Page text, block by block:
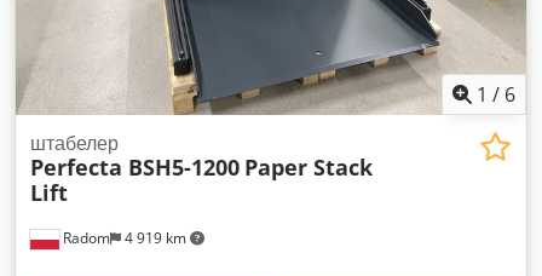
1 / 6
Radom 4 919 km
штабелер
Perfecta BSH5-1200 Paper Stack
Lift